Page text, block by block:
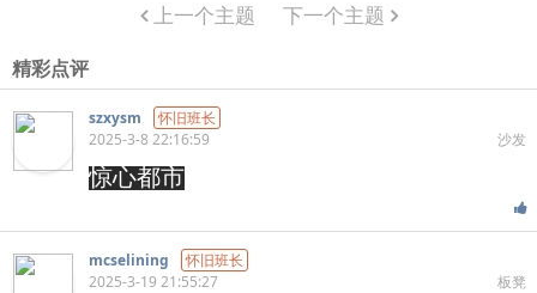
上一个主题 下一个主题
精彩点评
szxysm
怀旧班长
沙发
2025-3-8 22:16:59
惊心都市
mcselining
怀旧班长
板凳
2025-3-19 21:55:27